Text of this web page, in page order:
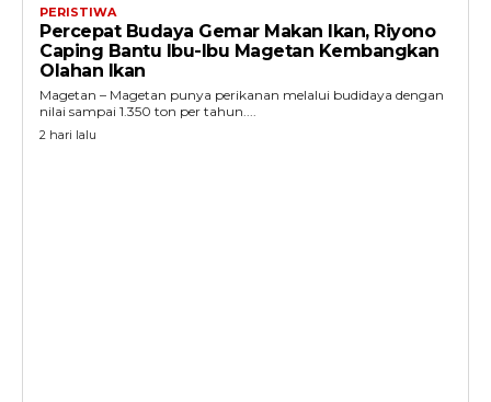
PERISTIWA
Percepat Budaya Gemar Makan Ikan, Riyono
Caping Bantu Ibu-Ibu Magetan Kembangkan
Olahan Ikan
Magetan – Magetan punya perikanan melalui budidaya dengan
nilai sampai 1.350 ton per tahun....
2 hari lalu